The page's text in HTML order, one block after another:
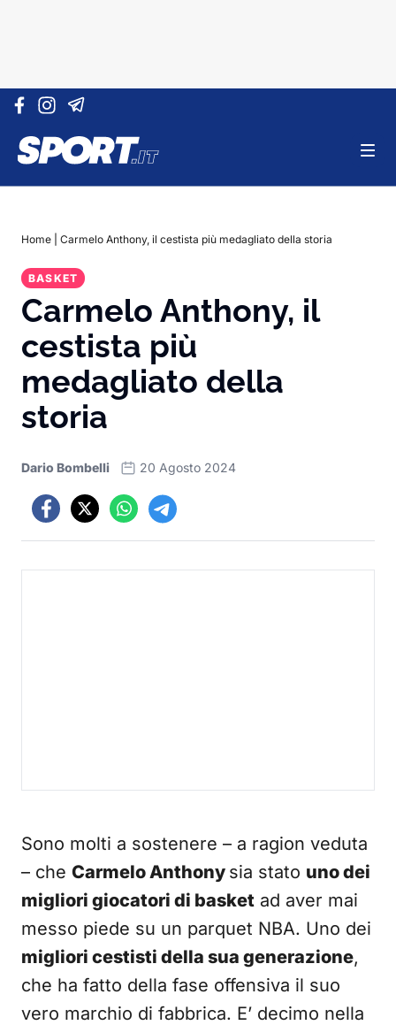
Vai al contenuto
Home Carmelo Anthony, il cestista più medagliato della storia
BASKET
Carmelo Anthony, il
cestista più
medagliato della
storia
Dario Bombelli 20 Agosto 2024
Sono molti a sostenere – a ragion veduta
– che Carmelo Anthony sia stato uno dei
migliori giocatori di basket ad aver mai
messo piede su un parquet NBA. Uno dei
migliori cestisti della sua generazione,
che ha fatto della fase offensiva il suo
vero marchio di fabbrica. E’ decimo nella